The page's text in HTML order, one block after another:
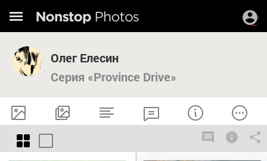
Олег Елесин
Серия «Province Drive»